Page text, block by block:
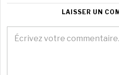
LAISSER UN